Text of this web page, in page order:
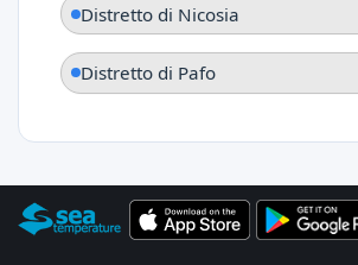
Distretto di Nicosia
Distretto di Pafo